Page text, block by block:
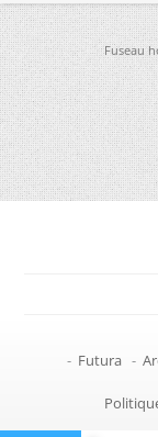
Fuseau
- Futura -